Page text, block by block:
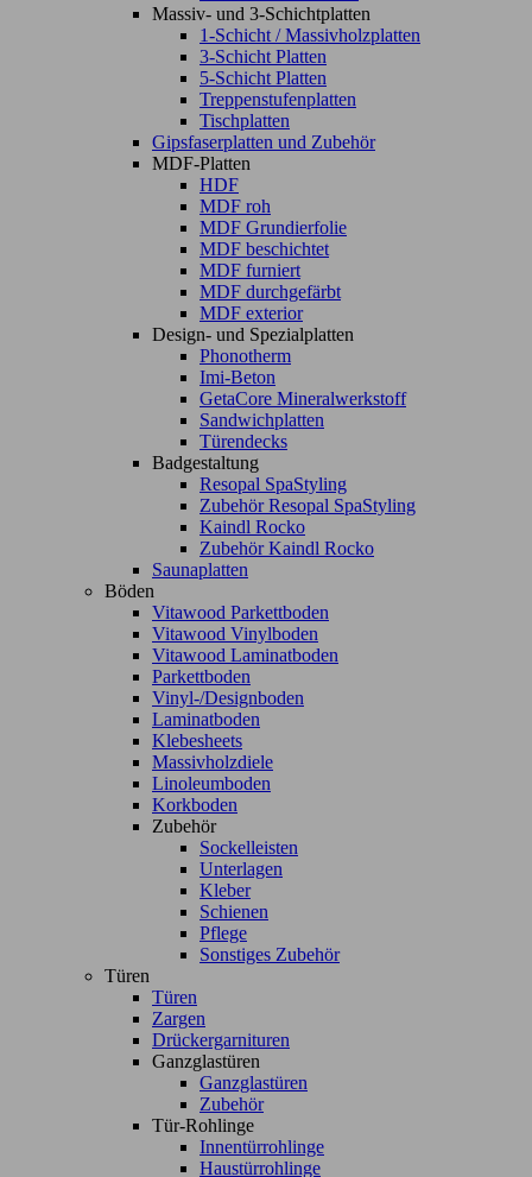
Massiv- und 3-Schichtplatten
1-Schicht / Massivholzplatten
3-Schicht Platten
5-Schicht Platten
Treppenstufenplatten
Tischplatten
Gipsfaserplatten und Zubehör
MDF-Platten
HDF
MDF roh
MDF Grundierfolie
MDF beschichtet
MDF furniert
MDF durchgefärbt
MDF exterior
Design- und Spezialplatten
Phonotherm
Imi-Beton
GetaCore Mineralwerkstoff
Sandwichplatten
Türendecks
Badgestaltung
Resopal SpaStyling
Zubehör Resopal SpaStyling
Kaindl Rocko
Zubehör Kaindl Rocko
Saunaplatten
Böden
Vitawood Parkettboden
Vitawood Vinylboden
Vitawood Laminatboden
Parkettboden
Vinyl-/Designboden
Laminatboden
Klebesheets
Massivholzdiele
Linoleumboden
Korkboden
Zubehör
Sockelleisten
Unterlagen
Kleber
Schienen
Pflege
Sonstiges Zubehör
Türen
Türen
Zargen
Drückergarnituren
Ganzglastüren
Ganzglastüren
Zubehör
Tür-Rohlinge
Innentürrohlinge
Haustürrohlinge